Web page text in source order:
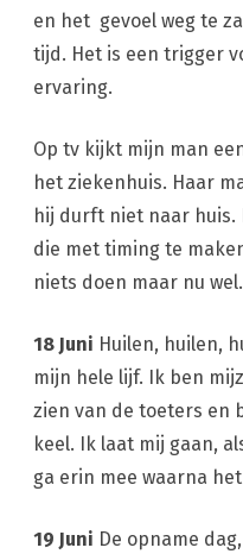
en het gevoel weg te
tijd. Het is een trigger
ervaring.
Op tv kijkt mijn man
het ziekenhuis. Haar
hij durft niet naar huis.
die met timing te
niets doen maar nu wel.
18 Juni Huilen, huilen,
mijn hele lijf. Ik ben
zien van de toeters en
keel. Ik laat mij gaan,
ga erin mee waarna
19 Juni De opname